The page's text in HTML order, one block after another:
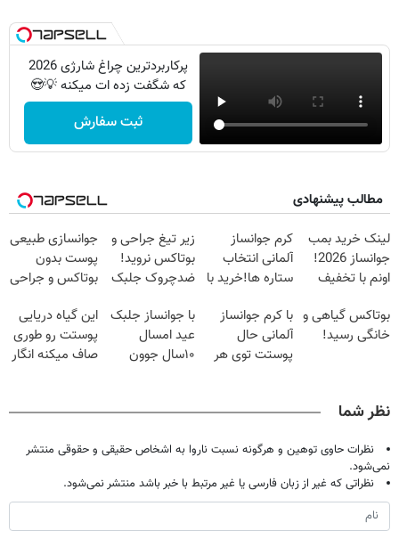
پرکاربردترین چراغ شارژی 2026
که شگفت زده ات میکنه 💡😍
ثبت سفارش
مطالب پیشنهادی
لینک خرید بمب
جوانساز 2026!
اونم با تخفیف
کرم جوانساز
آلمانی انتخاب
ستاره ها!خرید با
زیر تیغ جراحی و
بوتاکس نروید!
ضدچروک جلبک
جوانسازی طبیعی
پوست بدون
بوتاکس و جراحی
تخفیف ویژه
بوتاکس گیاهی و
خانگی رسید!
با کرم جوانساز
آلمانی حال
پوستت توی هر
با جوانساز جلبک
عید امسال
۱۰سال جوون
این گیاه دریایی
پوستت رو طوری
صاف میکنه انگار
نظر شما
نظرات حاوی توهین و هرگونه نسبت ناروا به اشخاص حقیقی و حقوقی منتشر
نمی‌شود.
نظراتی که غیر از زبان فارسی یا غیر مرتبط با خبر باشد منتشر نمی‌شود.